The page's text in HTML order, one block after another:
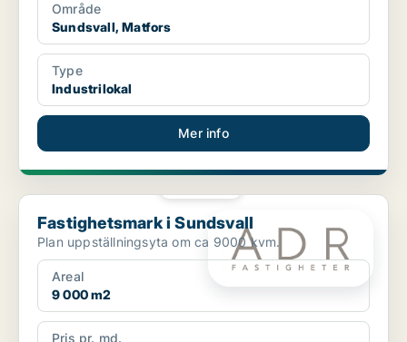
Område
Sundsvall, Matfors
Type
Industrilokal
Mer info
Fastighetsmark i Sundsvall
Fastighetsmark i Sundsvall
Plan uppställningsyta om ca 9000 kvm.
Areal
9 000 m2
Pris pr. md.